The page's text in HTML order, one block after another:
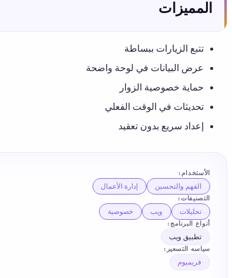
المميزات
تتبع الزيارات ببساطة
عرض البيانات في لوحة واضحة
حماية خصوصية الزوار
تحديثات في الوقت الفعلي
إعداد سريع بدون تعقيد
اﻷستخدام:
الفهم والتحسين إدارة الأعمال
التصنيفات:
تحليلات ويب خصوصية
أنواع البرنامج:
تطبيق ويب
سياسه التسعير:
فريميوم